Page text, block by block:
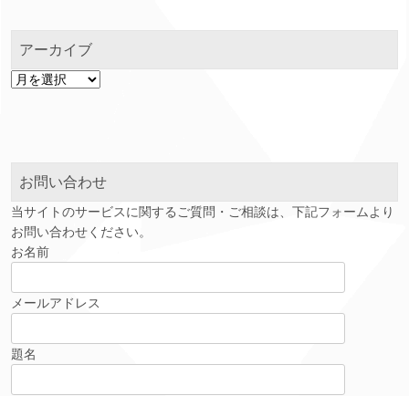
アーカイブ
ア
お問い合わせ
当サイトのサービスに関するご質問・ご相談は、下記フォームより
お問い合わせください。
お名前
メールアドレス
題名